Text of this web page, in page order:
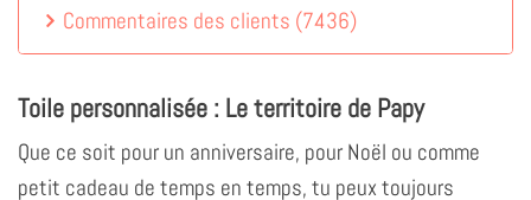
Commentaires des clients (7436)
Toile personnalisée : Le territoire de Papy
Que ce soit pour un anniversaire, pour Noël ou comme
petit cadeau de temps en temps, tu peux toujours